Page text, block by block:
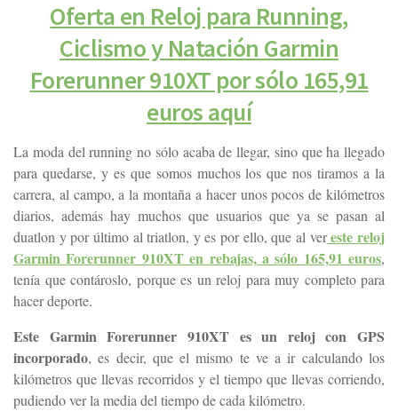
Oferta en Reloj para Running,
Ciclismo y Natación Garmin
Forerunner 910XT por sólo 165,91
euros aquí
La moda del running no sólo acaba de llegar, sino que ha llegado
para quedarse, y es que somos muchos los que nos tiramos a la
carrera, al campo, a la montaña a hacer unos pocos de kilómetros
diarios, además hay muchos que usuarios que ya se pasan al
duatlon y por último al triatlon, y es por ello, que al vereste reloj
Garmin Forerunner 910XT en rebajas, a sólo 165,91 euros,
tenía que contároslo, porque es un reloj para muy completo para
hacer deporte.
Este Garmin Forerunner 910XT es un reloj con GPS
incorporado, es decir, que el mismo te ve a ir calculando los
kilómetros que llevas recorridos y el tiempo que llevas corriendo,
pudiendo ver la media del tiempo de cada kilómetro.